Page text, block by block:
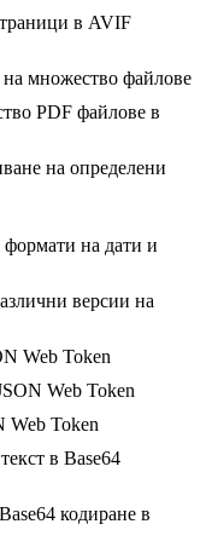
в AVIF
на множество файлове
PDF файлове в
на определени
на дати и
версии на
Web Token
Web Token
Web Token
в Base64
кодиране в